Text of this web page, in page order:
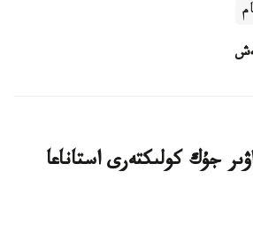
جۇك كولىكتەرى استاناعا